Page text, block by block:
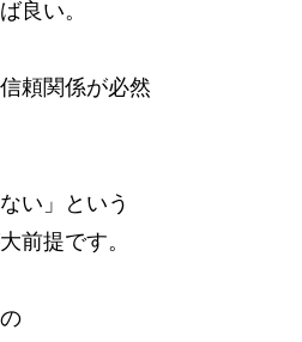
良い。
頼関係が必然
い」という
前提です。